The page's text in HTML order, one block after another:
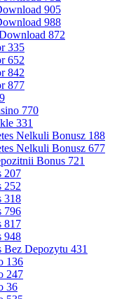
905
988
872
335
652
842
877
770
331
Nelkuli Bonusz 188
Nelkuli Bonusz 677
Bonus 721
207
252
318
796
817
948
Bez Depozytu 431
136
247
36